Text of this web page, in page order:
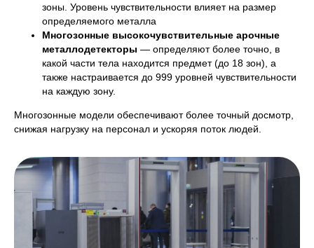
зоны. Уровень чувствительности влияет на размер
определяемого металла
Многозонные высокочувствительные арочные
металлодетекторы — определяют более точно, в
какой части тела находится предмет (до 18 зон), а
также настраивается до 999 уровней чувствительности
на каждую зону.
Многозонные модели обеспечивают более точный досмотр,
снижая нагрузку на персонал и ускоряя поток людей.